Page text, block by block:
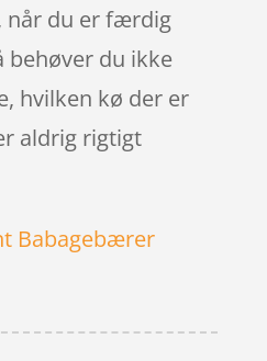
når du er færdig
behøver du ikke
hvilken kø der er
aldrig rigtigt
Babagebærer